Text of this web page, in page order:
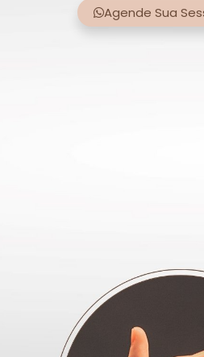
Agende Sua